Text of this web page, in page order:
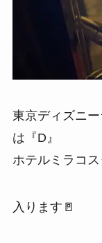
東京ディズニ
は『D』
ホテルミラコス
入ります🚪